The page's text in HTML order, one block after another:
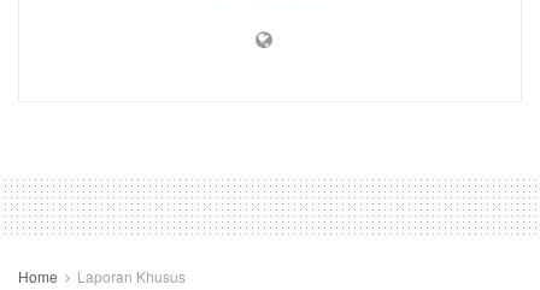
Home Laporan Khusus